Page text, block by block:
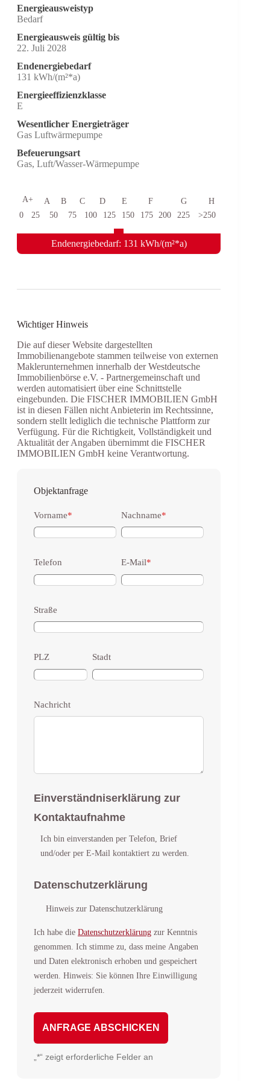
Energieausweistyp
Bedarf
Energieausweis gültig bis
22. Juli 2028
Endenergiebedarf
131 kWh/(m²*a)
Energieeffizienzklasse
E
Wesentlicher Energieträger
Gas Luftwärmepumpe
Befeuerungsart
Gas, Luft/Wasser-Wärmepumpe
A+ A B C D E F G
H
0
25 50 75 100 125 150 175 200 225 >250
Endenergiebedarf: 131 kWh/(m²*a)
Wichtiger Hinweis
Die auf dieser Website dargestellten
Immobilienangebote stammen teilweise von externen
Maklerunternehmen innerhalb der Westdeutsche
Immobilienbörse e.V. - Partnergemeinschaft und
werden automatisiert über eine Schnittstelle
eingebunden. Die FISCHER IMMOBILIEN GmbH
ist in diesen Fällen nicht Anbieterin im Rechtssinne,
sondern stellt lediglich die technische Plattform zur
Verfügung. Für die Richtigkeit, Vollständigkeit und
Aktualität der Angaben übernimmt die FISCHER
IMMOBILIEN GmbH keine Verantwortung.
Objektanfrage
„*“ zeigt erforderliche Felder an
Vorname* Nachname*
Telefon E-Mail*
Straße
PLZ Stadt
Nachricht
Einverständniserklärung zur
Kontaktaufnahme
Ich bin einverstanden per Telefon, Brief
und/oder per E-Mail kontaktiert zu werden.
Datenschutzerklärung
Hinweis zur Datenschutzerklärung
Ich habe die Datenschutzerklärung zur Kenntnis
genommen. Ich stimme zu, dass meine Angaben
und Daten elektronisch erhoben und gespeichert
werden. Hinweis: Sie können Ihre Einwilligung
jederzeit widerrufen.
l